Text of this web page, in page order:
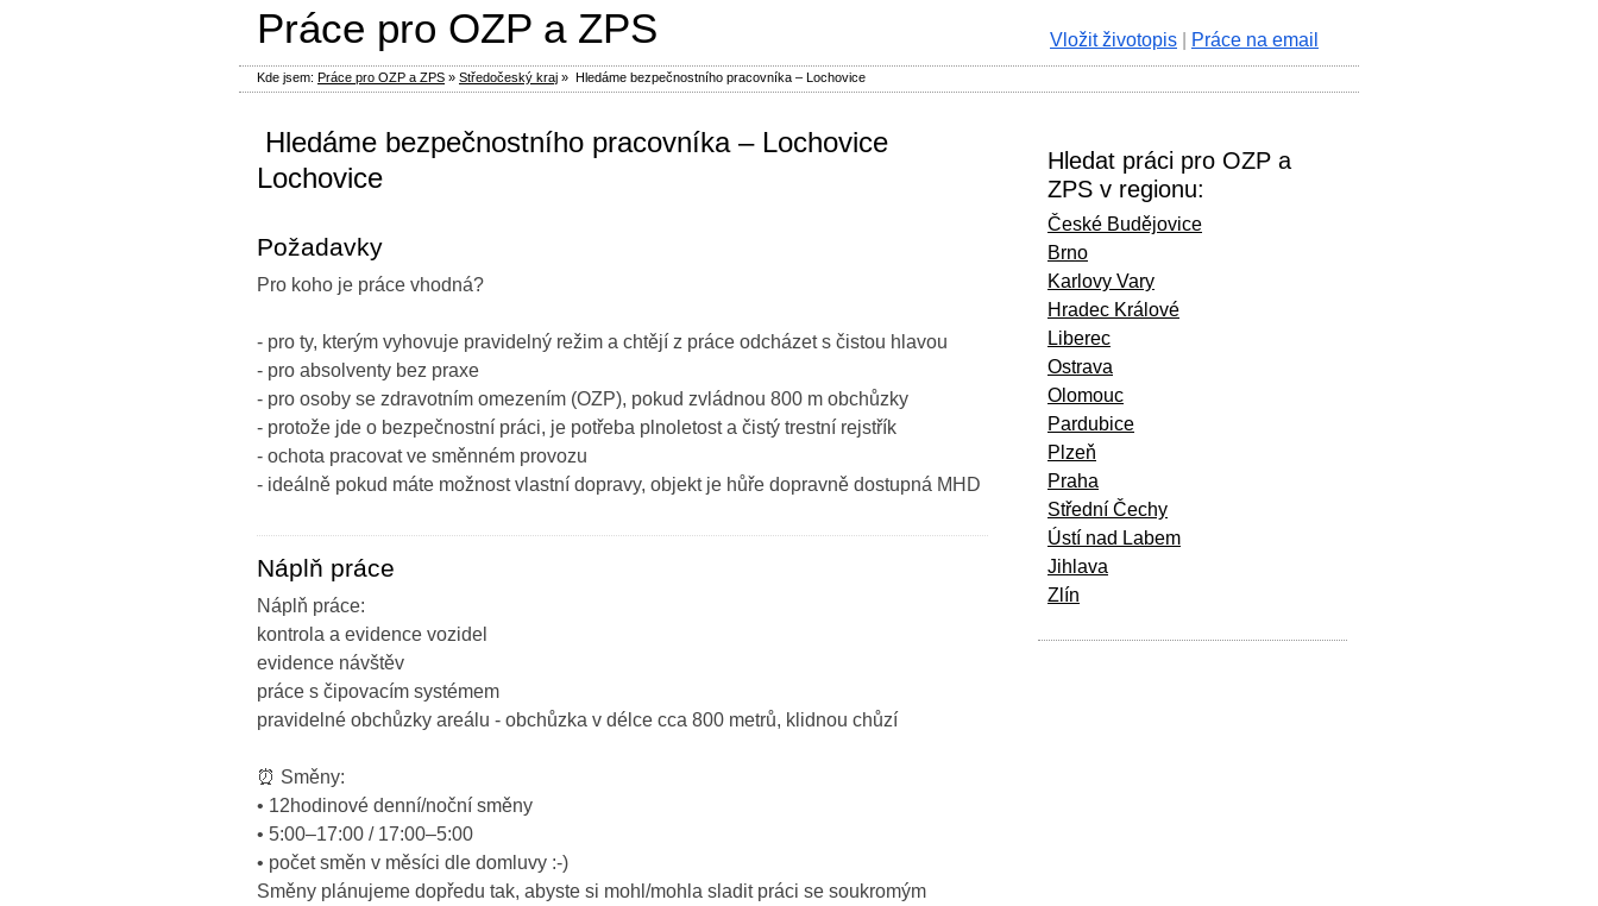
️ Hledáme bezpečnostního pracovníka – Lochovice
Lochovice
Požadavky
Pro koho je práce vhodná?
- pro ty, kterým vyhovuje pravidelný režim a chtějí z práce odcházet s čistou hlavou
- pro absolventy bez praxe
- pro osoby se zdravotním omezením (OZP), pokud zvládnou 800 m obchůzky
- protože jde o bezpečnostní práci, je potřeba plnoletost a čistý trestní rejstřík
- ochota pracovat ve směnném provozu
- ideálně pokud máte možnost vlastní dopravy, objekt je hůře dopravně dostupná MHD
Náplň práce
Náplň práce:
kontrola a evidence vozidel
evidence návštěv
práce s čipovacím systémem
pravidelné obchůzky areálu - obchůzka v délce cca 800 metrů, klidnou chůzí
⏰ Směny:
• 12hodinové denní/noční směny
• 5:00–17:00 / 17:00–5:00
• počet směn v měsíci dle domluvy :-)
Směny plánujeme dopředu tak, abyste si mohl/mohla sladit práci se soukromým
Hledat práci pro OZP a
ZPS v regionu:
České Budějovice
Brno
Karlovy Vary
Hradec Králové
Liberec
Ostrava
Olomouc
Pardubice
Plzeň
Praha
Střední Čechy
Ústí nad Labem
Jihlava
Zlín
Práce pro OZP a ZPS Vložit životopis Práce na email
Kde jsem: Práce pro OZP a ZPS » Středočeský kraj » ️ Hledáme bezpečnostního pracovníka – Lochovice